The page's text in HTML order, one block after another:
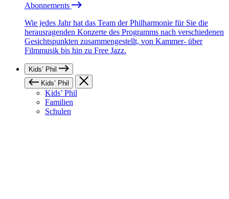
Abonnements
Wie jedes Jahr hat das Team der Philharmonie für Sie die
herausragenden Konzerte des Programms nach verschiedenen
Gesichtspunkten zusammengestellt, von Kammer- über
Filmmusik bis hin zu Free Jazz.
Kids’ Phil
Kids’ Phil
Kids’ Phil
Familien
Schulen